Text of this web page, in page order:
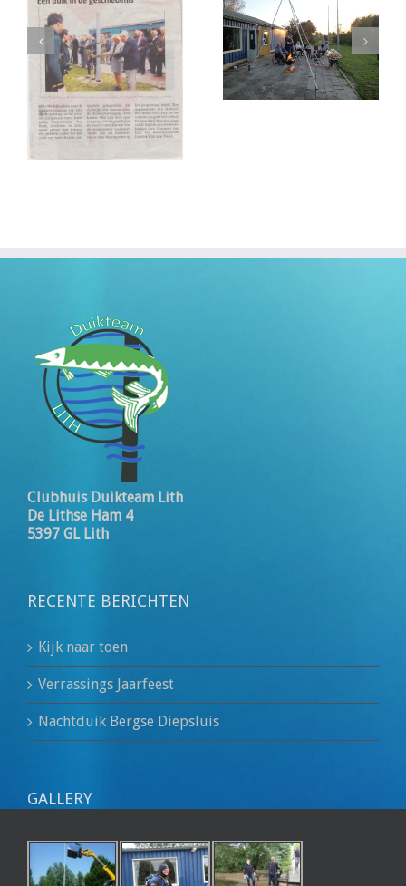
Verrassings Jaarfeest
Nachtduik Bergse
Diepsluis
Clubhuis Duikteam Lith
De Lithse Ham 4
5397 GL Lith
RECENTE BERICHTEN
Kijk naar toen
Verrassings Jaarfeest
Nachtduik Bergse Diepsluis
GALLERY